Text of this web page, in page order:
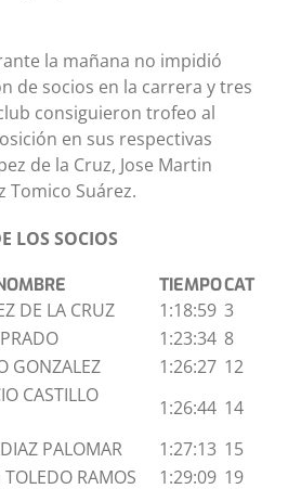
la mañana no impidió
de socios en la carrera y tres
consiguieron trofeo al
en sus respectivas
de la Cruz, Jose Martin
Tomico Suárez.
LOS SOCIOS
TIEMPOCAT
DE LA CRUZ 1:18:59 3
1:23:34 8
GONZALEZ 1:26:27 12
CASTILLO
1:26:44 14
PALOMAR 1:27:13 15
TOLEDO RAMOS 1:29:09 19